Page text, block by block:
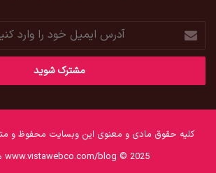
آدرس
ایمیل
خود
وارد
کلیه حقوق مادی و معنوی این وبسایت محفوظ و
www.vistawebco.com/blog © 2025 می‌باشد.